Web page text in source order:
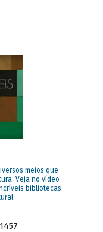
meios que
Veja no vídeo
bibliotecas